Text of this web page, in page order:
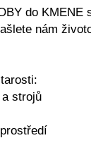
do
nám
strojů